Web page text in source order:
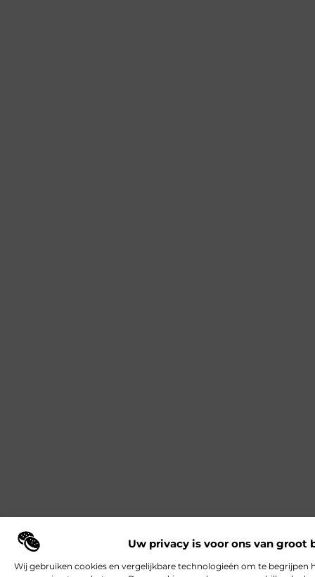
Uw privacy is voor ons van groot
Wij gebruiken cookies en vergelijkbare technologieën om te begrijpen